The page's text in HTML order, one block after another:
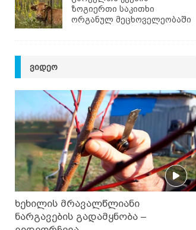
ზოგიერთი საკითხი
ორგანულ მეცხოველეობაში
ᲕᲘᲓᲔᲝ
ხეხილის მრავალწლიანი
ნარგავების გადამყნობა –